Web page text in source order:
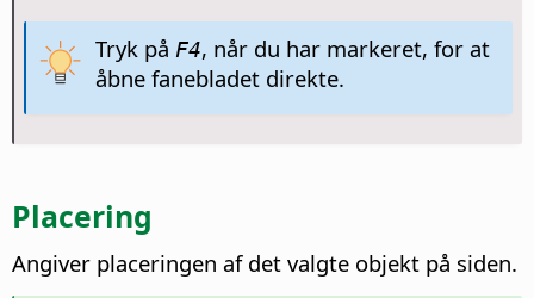
Tryk på F4, når du har markeret, for at
åbne fanebladet direkte.
Placering
Angiver placeringen af det valgte objekt på siden.